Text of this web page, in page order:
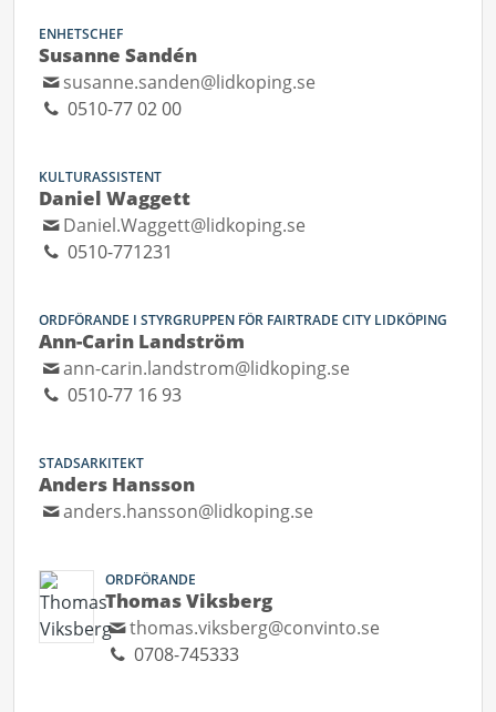
ENHETSCHEF
Susanne Sandén
susanne.sanden@lidkoping.se
0510-77 02 00
KULTURASSISTENT
Daniel Waggett
Daniel.Waggett@lidkoping.se
0510-771231
ORDFÖRANDE I STYRGRUPPEN FÖR FAIRTRADE CITY LIDKÖPING
Ann-Carin Landström
ann-carin.landstrom@lidkoping.se
0510-77 16 93
STADSARKITEKT
Anders Hansson
anders.hansson@lidkoping.se
ORDFÖRANDE
Thomas Viksberg
thomas.viksberg@convinto.se
0708-745333